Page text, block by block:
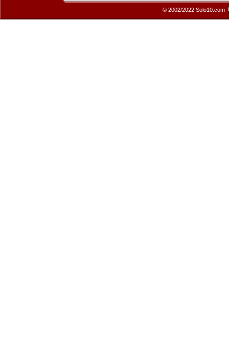
© 2002/2022 Solo10.com